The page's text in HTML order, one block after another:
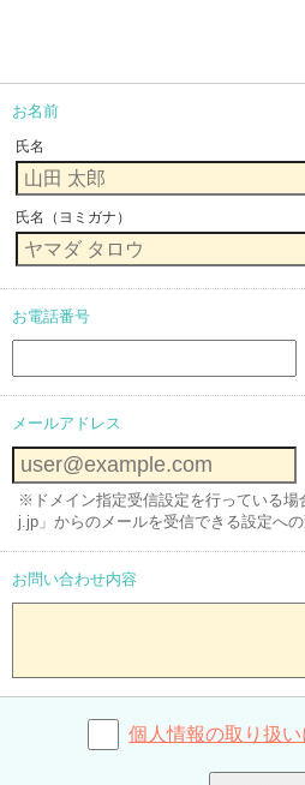
お名前
氏名
氏名（ヨミガナ）
お電話番号
メールアドレス
※ドメイン指定受信設定を行っている場
j.jp」からのメールを受信できる設定へ
お問い合わせ内容
個人情報の取り扱い